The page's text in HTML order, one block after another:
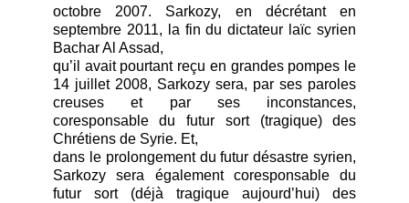
octobre 2007. Sarkozy, en décrétant en
septembre 2011, la fin du dictateur laïc syrien
Bachar Al Assad,
qu’il avait pourtant reçu en grandes pompes le
14 juillet 2008, Sarkozy sera, par ses paroles
creuses et par ses inconstances,
coresponsable du futur sort (tragique) des
Chrétiens de Syrie. Et,
dans le prolongement du futur désastre syrien,
Sarkozy sera également coresponsable du
futur sort (déjà tragique aujourd’hui) des